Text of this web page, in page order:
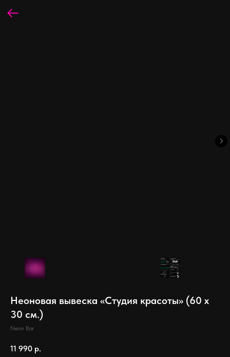
Неоновая вывеска «Студия красоты» (60 х
30 см.)
Neon Bar
11 990 р.